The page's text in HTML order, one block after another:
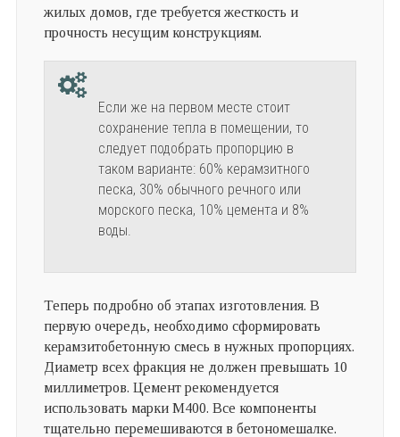
жилых домов, где требуется жесткость и
прочность несущим конструкциям.
Если же на первом месте стоит
сохранение тепла в помещении, то
следует подобрать пропорцию в
таком варианте: 60% керамзитного
песка, 30% обычного речного или
морского песка, 10% цемента и 8%
воды.
Теперь подробно об этапах изготовления. В
первую очередь, необходимо сформировать
керамзитобетонную смесь в нужных пропорциях.
Диаметр всех фракция не должен превышать 10
миллиметров. Цемент рекомендуется
использовать марки М400. Все компоненты
тщательно перемешиваются в бетономешалке.